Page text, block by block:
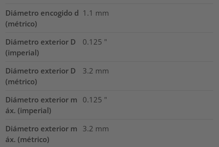
Diámetro encogido d
(métrico)
1.1 mm
Diámetro exterior D
(imperial)
0.125 "
Diámetro exterior D
(métrico)
3.2 mm
Diámetro exterior m
áx. (imperial)
0.125 "
Diámetro exterior m
áx. (métrico)
3.2 mm